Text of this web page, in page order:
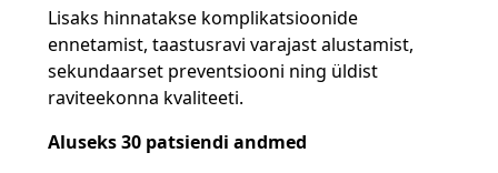
Lisaks hinnatakse komplikatsioonide
ennetamist, taastusravi varajast alustamist,
sekundaarset preventsiooni ning üldist
raviteekonna kvaliteeti.
Aluseks 30 patsiendi andmed